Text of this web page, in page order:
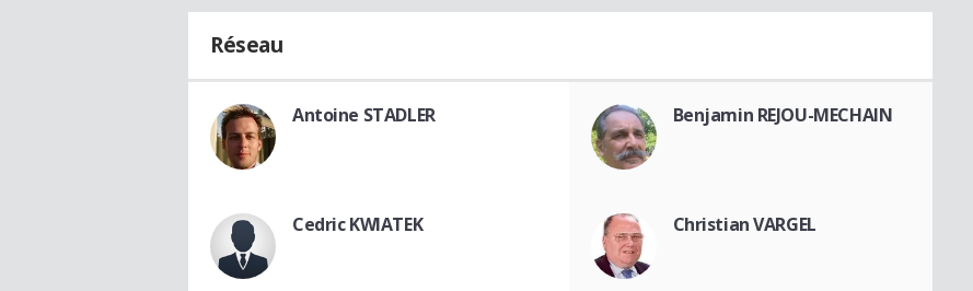
Réseau
Antoine STADLER Benjamin REJOU-MECHAIN
Cedric KWIATEK Christian VARGEL